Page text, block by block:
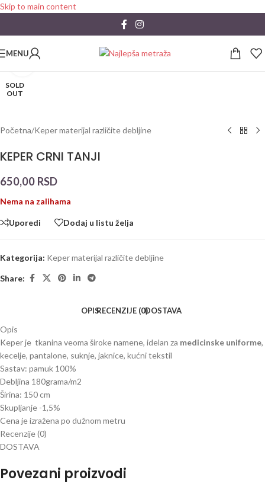
Skip to main content
MENU
SOLD
OUT
Početna/Keper materijal različite debljine
KEPER CRNI TANJI
650,00 RSD
Nema na zalihama
Uporedi Dodaj u listu želja
Kategorija: Keper materijal različite debljine
Share:
OPISRECENZIJE (0)DOSTAVA
Opis
Keper je tkanina veoma široke namene, idelan za medicinske uniforme,
kecelje, pantalone, suknje, jaknice, kućni tekstil
Sastav: pamuk 100%
Debljina 180grama/m2
Širina: 150 cm
Skupljanje -1,5%
Cena je izražena po dužnom metru
Recenzije (0)
DOSTAVA
Povezani proizvodi